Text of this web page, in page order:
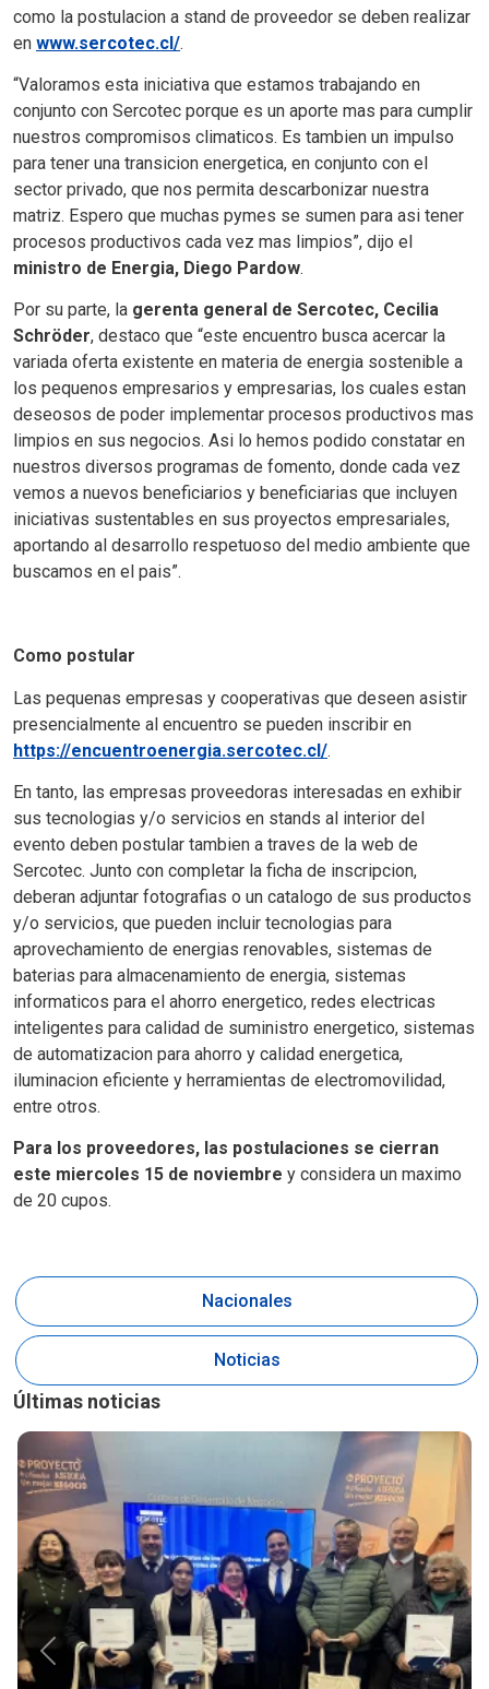
como la postulacion a stand de proveedor se deben realizar
en www.sercotec.cl/.
“Valoramos esta iniciativa que estamos trabajando en
conjunto con Sercotec porque es un aporte mas para cumplir
nuestros compromisos climaticos. Es tambien un impulso
para tener una transicion energetica, en conjunto con el
sector privado, que nos permita descarbonizar nuestra
matriz. Espero que muchas pymes se sumen para asi tener
procesos productivos cada vez mas limpios”, dijo el
ministro de Energia, Diego Pardow.
Por su parte, la gerenta general de Sercotec, Cecilia
Schröder, destaco que “este encuentro busca acercar la
variada oferta existente en materia de energia sostenible a
los pequenos empresarios y empresarias, los cuales estan
deseosos de poder implementar procesos productivos mas
limpios en sus negocios. Asi lo hemos podido constatar en
nuestros diversos programas de fomento, donde cada vez
vemos a nuevos beneficiarios y beneficiarias que incluyen
iniciativas sustentables en sus proyectos empresariales,
aportando al desarrollo respetuoso del medio ambiente que
buscamos en el pais”.
Como postular
Las pequenas empresas y cooperativas que deseen asistir
presencialmente al encuentro se pueden inscribir en
https://encuentroenergia.sercotec.cl/.
En tanto, las empresas proveedoras interesadas en exhibir
sus tecnologias y/o servicios en stands al interior del
evento deben postular tambien a traves de la web de
Sercotec. Junto con completar la ficha de inscripcion,
deberan adjuntar fotografias o un catalogo de sus productos
y/o servicios, que pueden incluir tecnologias para
aprovechamiento de energias renovables, sistemas de
baterias para almacenamiento de energia, sistemas
informaticos para el ahorro energetico, redes electricas
inteligentes para calidad de suministro energetico, sistemas
de automatizacion para ahorro y calidad energetica,
iluminacion eficiente y herramientas de electromovilidad,
entre otros.
Para los proveedores, las postulaciones se cierran
este miercoles 15 de noviembre y considera un maximo
de 20 cupos.
Nacionales
Noticias
Últimas noticias
Anterior